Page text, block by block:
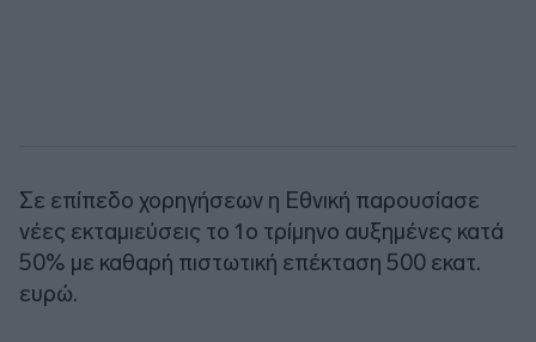
Σε επίπεδο χορηγήσεων η Εθνική παρουσίασε
νέες εκταμιεύσεις το 1ο τρίμηνο αυξημένες κατά
50% με καθαρή πιστωτική επέκταση 500 εκατ.
ευρώ.